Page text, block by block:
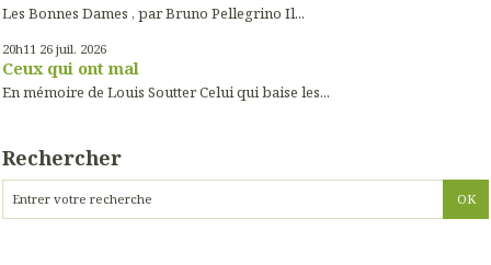
Les Bonnes Dames , par Bruno Pellegrino Il...
20h11 26 juil. 2026
Ceux qui ont mal
En mémoire de Louis Soutter Celui qui baise les...
Rechercher